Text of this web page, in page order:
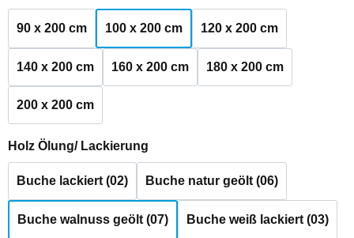
90 x 200 cm 100 x 200 cm 120 x 200 cm
140 x 200 cm 160 x 200 cm 180 x 200 cm
200 x 200 cm
Holz Ölung/ Lackierung
Buche lackiert (02) Buche natur geölt (06)
Buche walnuss geölt (07) Buche weiß lackiert (03)